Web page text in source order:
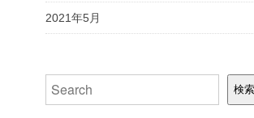
2021年5月
検索 検索